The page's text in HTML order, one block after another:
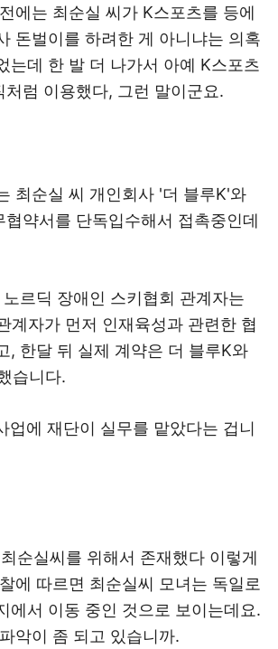
에는 최순실 씨가 K스포츠를 등에
돈벌이를 하려한 게 아니냐는 의혹
는데 한 발 더 나가서 아예 K스포츠
처럼 이용했다, 그런 말이군요.
최순실 씨 개인회사 '더 블루K'와
약서를 단독입수해서 접촉중인데
르딕 장애인 스키협회 관계자는
계자가 먼저 인재육성과 관련한 협
, 한달 뒤 실제 계약은 더 블루K와
습니다.
업에 재단이 실무를 맡았다는 겁니
순실씨를 위해서 존재했다 이렇게
에 따르면 최순실씨 모녀는 독일로
에서 이동 중인 것으로 보이는데요.
악이 좀 되고 있습니까.